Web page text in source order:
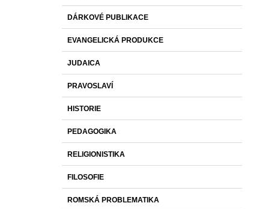
DÁRKOVÉ PUBLIKACE
EVANGELICKÁ PRODUKCE
JUDAICA
PRAVOSLAVÍ
HISTORIE
PEDAGOGIKA
RELIGIONISTIKA
FILOSOFIE
ROMSKÁ PROBLEMATIKA